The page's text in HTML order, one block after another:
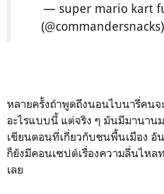
— super mario kart
(@commandersnacks)
หลายครั้งถ้าพูดถึงนอนไบนารี่คน
อะไรแบบนี้ แต่จริง ๆ มันมีมานานม
เขียนตอนที่เกี่ยวกับชนพื้นเมือง
ก็ยังมีคอนเซปต์เรื่องความลื่นไหล
เลย